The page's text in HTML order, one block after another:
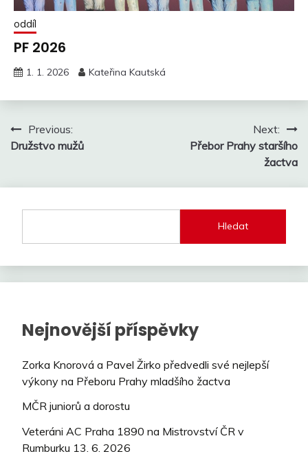
oddíl
PF 2026
1. 1. 2026 Kateřina Kautská
Navigace
pro
příspěvek
Previous:
Družstvo mužů
Next:
Přebor Prahy starší­ho
žactva
Hledat
Nejnovější příspěvky
Zorka Knorová a Pavel Žirko předvedli své nejlepší
výkony na Přeboru Prahy mladšího žactva
MČR juniorů a dorostu
Veteráni AC Praha 1890 na Mistrovství ČR v
Rumburku 13. 6. 2026